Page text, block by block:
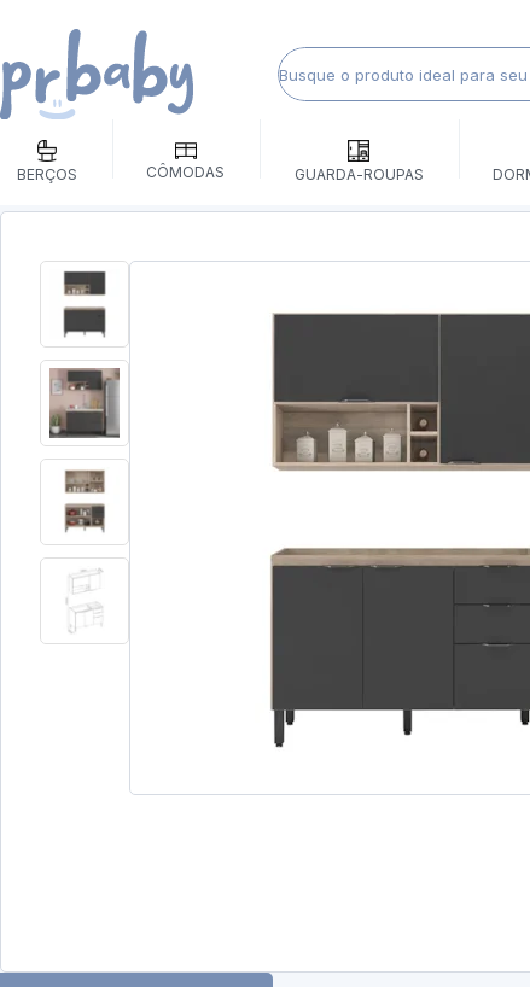
BERÇOS CÔMODAS GUARDA-ROUPAS